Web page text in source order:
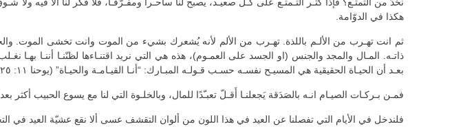
هكذا في الدوّامة.
ذاتـه. المـال والمجد والجنس (او الجسد على العمـوم)، هذه هي التي نريد اقتنـاءها لظنّنـا أننـا بهـا
بعـد أن الحيـاة الحقيقية هي المسيـح نفسـه حسـب قـولـه المبـارك: “أنـا القيـامـة والحيـاة” (يوحنا ١١: ٢٥).
فمـن بـركـات الصيـام انـه بالصَدَقة يَجعلنـا أَقـلّ تعبـّدًا للمال، وبالخلـوة التي لنا مع يسوع الحبيب
فلندخل في الأيام التي تفصلنا عن العيد في هذا اللون من ألوان التقشف عسى ألا نقع عشيّة العيد في